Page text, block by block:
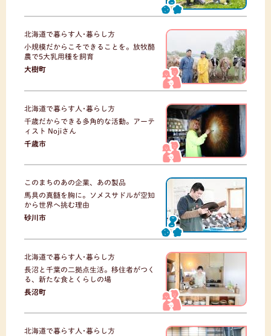
北海道で暮らす人･暮らし方
小規模だからこそできることを。放牧酪
農で5大乳用種を飼育
大樹町
北海道で暮らす人･暮らし方
千歳だからできる多角的な活動。アーテ
ィスト Nojiさん
千歳市
このまちのあの企業、あの製品
馬具の真髄を胸に。ソメスサドルが空知
から世界へ挑む理由
砂川市
北海道で暮らす人･暮らし方
長沼と千葉の二拠点生活。移住者がつく
る、新たな食とくらしの場
長沼町
北海道で暮らす人･暮らし方